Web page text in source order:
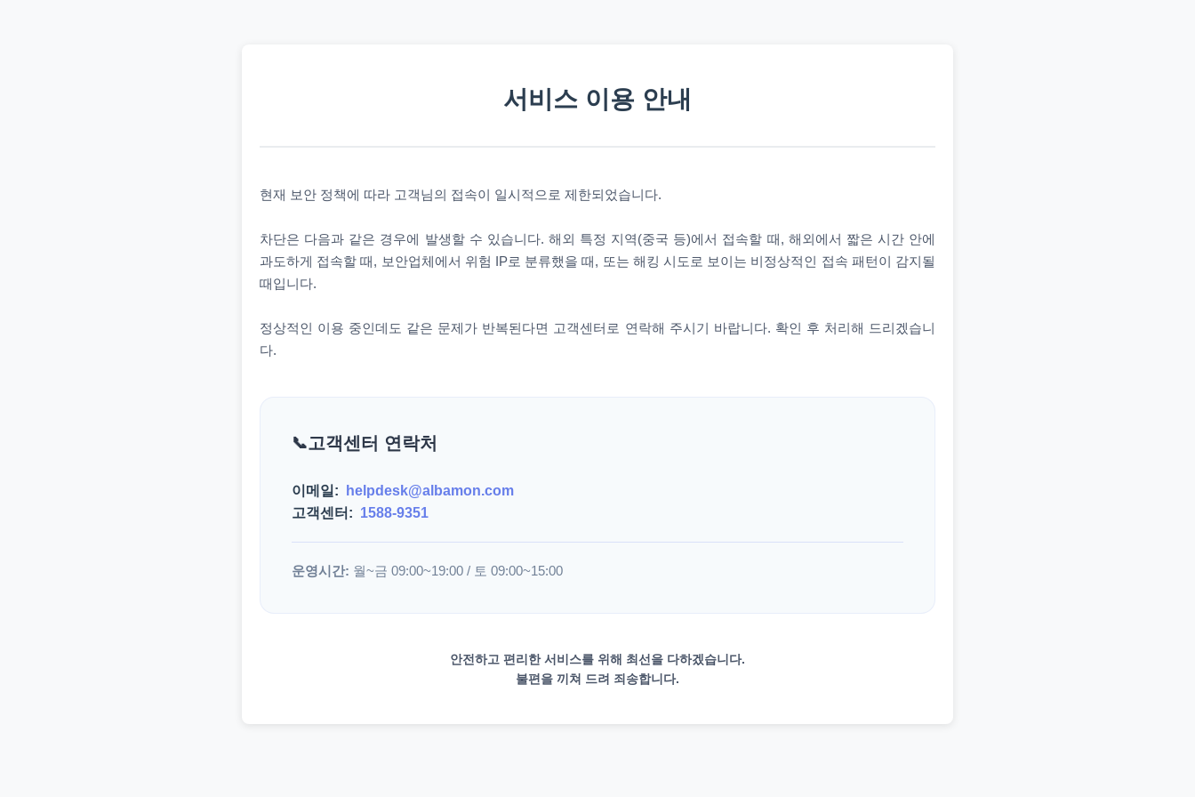
서비스 이용 안내
현재 보안 정책에 따라 고객님의 접속이 일시적으로 제한되었습니다.
차단은 다음과 같은 경우에 발생할 수 있습니다. 해외 특정 지역(중국 등)에서 접속할 때, 해외에서 짧은 시간 안에
과도하게 접속할 때, 보안업체에서 위험 IP로 분류했을 때, 또는 해킹 시도로 보이는 비정상적인 접속 패턴이 감지될
때입니다.
정상적인 이용 중인데도 같은 문제가 반복된다면 고객센터로 연락해 주시기 바랍니다. 확인 후 처리해 드리겠습니
다.
고객센터 연락처
이메일:
helpdesk@albamon.com
고객센터: 1588-9351
운영시간: 월~금 09:00~19:00 / 토 09:00~15:00
안전하고 편리한 서비스를 위해 최선을 다하겠습니다.
불편을 끼쳐 드려 죄송합니다.